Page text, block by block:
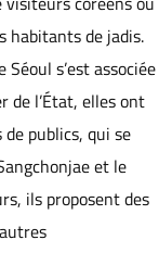
habitants de jadis.
s’est associée
de l’État, elles ont
publics, qui se
et le
ils proposent des